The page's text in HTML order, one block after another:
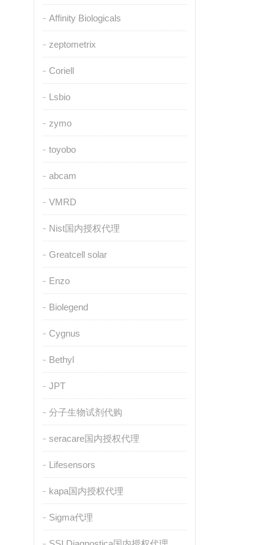
Affinity Biologicals
zeptometrix
Coriell
Lsbio
zymo
toyobo
abcam
VMRD
Nist国内授权代理
Greatcell solar
Enzo
Biolegend
Cygnus
Bethyl
JPT
分子生物试剂代购
seracare国内授权代理
Lifesensors
kapa国内授权代理
Sigma代理